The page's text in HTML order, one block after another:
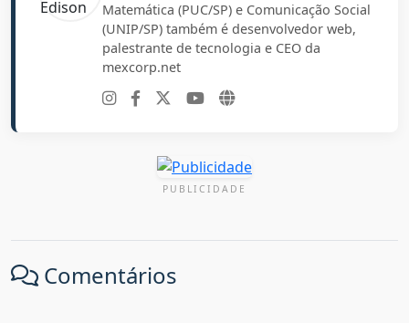
Matemática (PUC/SP) e Comunicação Social
(UNIP/SP) também é desenvolvedor web,
palestrante de tecnologia e CEO da
mexcorp.net
PUBLICIDADE
Comentários